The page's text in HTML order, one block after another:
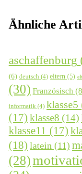
Ähnliche
aschaffenburg
(6) deutsch (4) eltern (5)
(30) Französisch
informatik (4) klasse5
(17) klasse8 (14)
klasse11 (17)
(18) latein (11)
(28)